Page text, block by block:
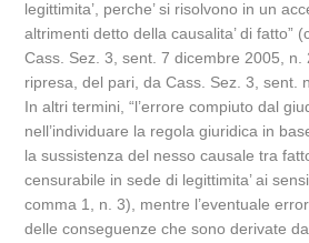
legittimita’, perche’ si risolvono in un
altrimenti detto della causalita’ di fatto”
Cass. Sez. 3, sent. 7 dicembre 2005, n.
ripresa, del pari, da Cass. Sez. 3, sent.
In altri termini, “l’errore compiuto dal
nell’individuare la regola giuridica in
la sussistenza del nesso causale tra
censurabile in sede di legittimita’ ai
comma 1, n. 3), mentre l’eventuale
delle conseguenze che sono derivate